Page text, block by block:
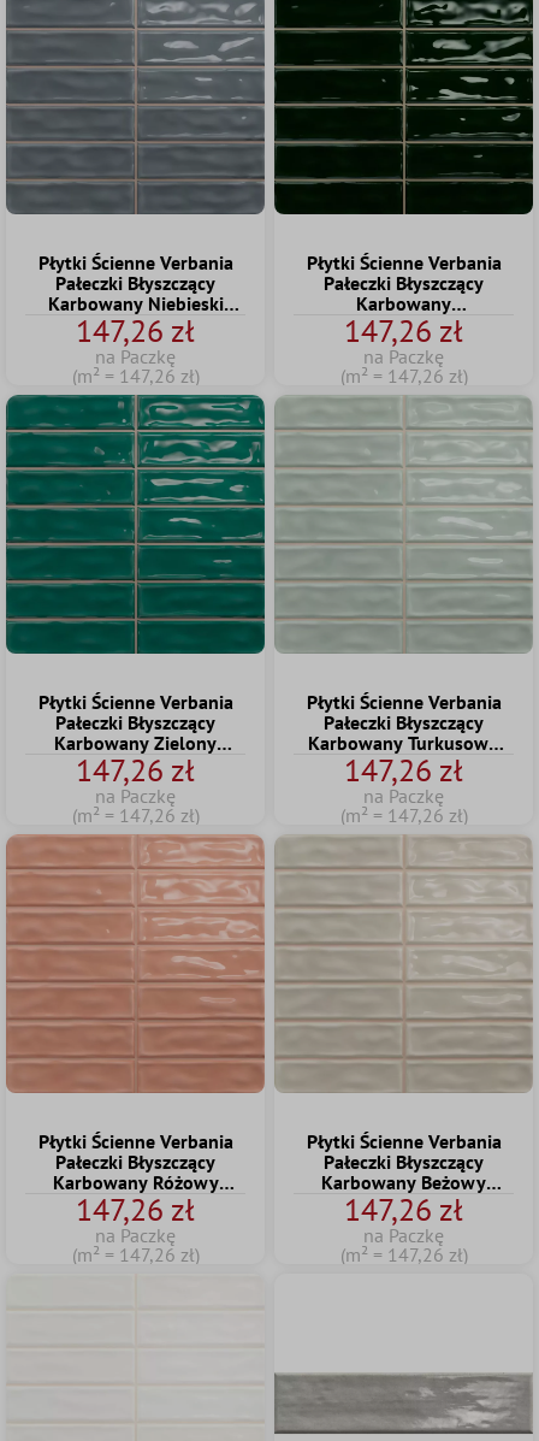
Płytki Ścienne Verbania
Pałeczki Błyszczący
Karbowany Niebieski
20x20cm
147,26 zł
na Paczkę
(m² = 147,26 zł)
Płytki Ścienne Verbania
Pałeczki Błyszczący
Karbowany
Ciemnozielona 20x20cm
147,26 zł
na Paczkę
(m² = 147,26 zł)
Płytki Ścienne Verbania
Pałeczki Błyszczący
Karbowany Zielony
20x20cm
147,26 zł
na Paczkę
(m² = 147,26 zł)
Płytki Ścienne Verbania
Pałeczki Błyszczący
Karbowany Turkusowy
20x20cm
147,26 zł
na Paczkę
(m² = 147,26 zł)
Płytki Ścienne Verbania
Pałeczki Błyszczący
Karbowany Różowy
20x20cm
147,26 zł
na Paczkę
(m² = 147,26 zł)
Płytki Ścienne Verbania
Pałeczki Błyszczący
Karbowany Beżowy
20x20cm
147,26 zł
na Paczkę
(m² = 147,26 zł)